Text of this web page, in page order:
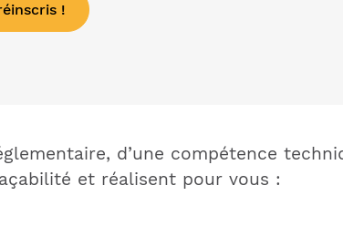
!
d’une compétence
et réalisent pour vous :